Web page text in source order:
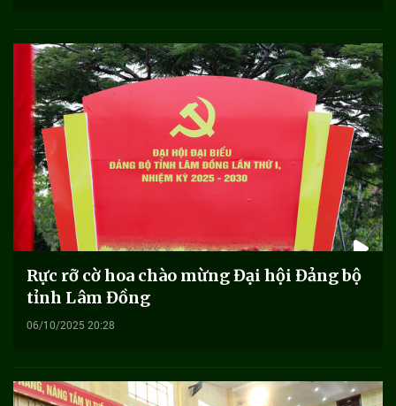
Rực rỡ cờ hoa chào mừng Đại hội Đảng bộ
tỉnh Lâm Đồng
06/10/2025 20:28